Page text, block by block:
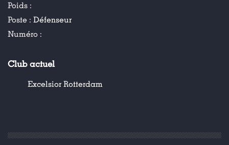
Poids :
Poste : Défenseur
Numéro :
Club actuel
Excelsior Rotterdam